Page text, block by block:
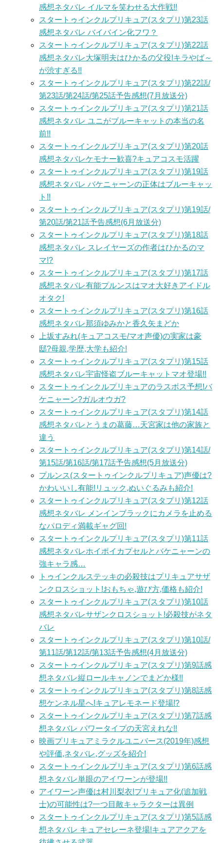
感想ネタバレ イルマを笑わせる大作戦!!
スタートゥインクルプリキュア(スタプリ)第23話
感想ネタバレ バイバイン化フワ？
スタートゥインクルプリキュア(スタプリ)第22話
感想ネタバレ大塚明夫はひかるの父役!キラやば～
が渋すぎる!!
スタートゥインクルプリキュア(スタプリ)第22話/
第23話/第24話/第25話予告感想(7月放送分)
スタートゥインクルプリキュア(スタプリ)第21話
感想ネタバレ ユニがブルーキャットの本当の名
前!!
スタートゥインクルプリキュア(スタプリ)第20話
感想ネタバレケモナー歓喜?キュアコスモ活躍
スタートゥインクルプリキュア(スタプリ)第19話
感想ネタバレ バケニャーンの正体はブルーキャッ
ト!!
スタートゥインクルプリキュア(スタプリ)第19話/
第20話/第21話予告感想(6月放送分)
スタートゥインクルプリキュア(スタプリ)第18話
感想ネタバレ スレイヤーズの作者はひかるのマ
マ!?
スタートゥインクルプリキュア(スタプリ)第17話
感想ネタバレ有能プルンスはマオ大好きアイドル
オタク!
スタートゥインクルプリキュア(スタプリ)第16話
感想ネタバレ那須ゆみかと香久矢まどか
上坂すみれ(キュアコスモ/マオ声優)の実家は豪
邸?母親,学歴,大学も紹介!
スタートゥインクルプリキュア(スタプリ)第15話
感想ネタバレ宇宙怪盗ブルーキャットマオ登場!!
スタートゥインクルプリキュアのラスボス予想!バ
ケニャーン?ガルオウガ?
スタートゥインクルプリキュア(スタプリ)第14話
感想ネタバレとうまの葛藤…天宮家は他の家族と
違う
スタートゥインクルプリキュア(スタプリ)第14話/
第15話/第16話/第17話予告感想(5月放送分)
プルンス(スタートゥインクルプリキュア)声優は?
かわいいし有能!リュック,ぬいぐるみも紹介!
スタートゥインクルプリキュア(スタプリ)第12話
感想ネタバレ メンインブラックにカメラを止める
なパロディ満載ギャグ回!
スタートゥインクルプリキュア(スタプリ)第11話
感想ネタバレホイポイカプセルとバケニャーンの
強キャラ感…
トゥインクルステッキの必殺技はプリキュアサザ
ンクロスショット!おもちゃ,遊び方,価格も紹介!
スタートゥインクルプリキュア(スタプリ)第10話
感想ネタバレサザンクロスショット!必殺技がネタ
バレ
スタートゥインクルプリキュア(スタプリ)第10話/
第11話/第12話/第13話予告感想(4月放送分)
スタートゥインクルプリキュア(スタプリ)第9話感
想ネタバレ縦ロールキャノンでまどか様!!
スタートゥインクルプリキュア(スタプリ)第8話感
想ケンネル星へ!キュアレモネード登場!?
スタートゥインクルプリキュア(スタプリ)第7話感
想ネタバレ パワータイプの天宮えれな!!
映画プリキュアミラクルユニバース(2019年)感想
や評価,ネタバレ,グッズを紹介!
スタートゥインクルプリキュア(スタプリ)第6話感
想ネタバレ単眼のアイワーンが登場!!
アイワーン声優は村川梨衣!プリキュア化(追加戦
士)の可能性は?一つ目敵キャラクターは異例
スタートゥインクルプリキュア(スタプリ)第5話感
想ネタバレ キュアセレーネ登場!キュアアクアを